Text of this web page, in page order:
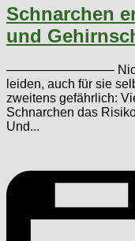
Schnarchen
und
————————– Nicht
leiden, auch für sie
zweitens gefährlich:
Schnarchen das
Und...